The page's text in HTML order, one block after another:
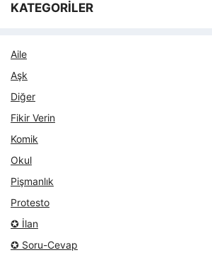
KATEGORİLER
Aile
Aşk
Diğer
Fikir Verin
Komik
Okul
Pişmanlık
Protesto
✪ İlan
✪ Soru-Cevap